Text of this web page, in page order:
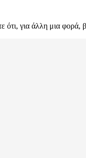
για άλλη μια φορά,